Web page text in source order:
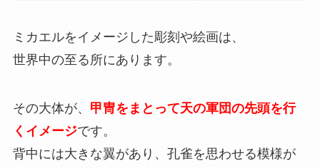
ミカエルをイメージした彫刻や絵画は、
世界中の至る所にあります。
その大体が、 甲冑をまとって天の軍団の先頭を行
くイメージです。
背中には大きな翼があり、孔雀を思わせる模様が